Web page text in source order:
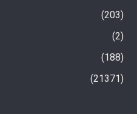
203
2
188
21371